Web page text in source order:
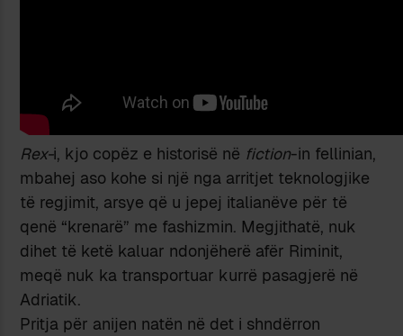
Rex-i, kjo copëz e historisë në fiction-in fellinian,
mbahej aso kohe si një nga arritjet teknologjike
të regjimit, arsye që u jepej italianëve për të
qenë “krenarë” me fashizmin. Megjithatë, nuk
dihet të ketë kaluar ndonjëherë afër Riminit,
meqë nuk ka transportuar kurrë pasagjerë në
Adriatik.
Pritja për anijen natën në det i shndërron